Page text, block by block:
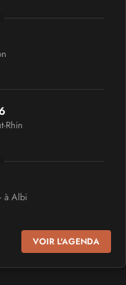
Rhin
à Albi
et des loisirs
VOIR L'AGENDA